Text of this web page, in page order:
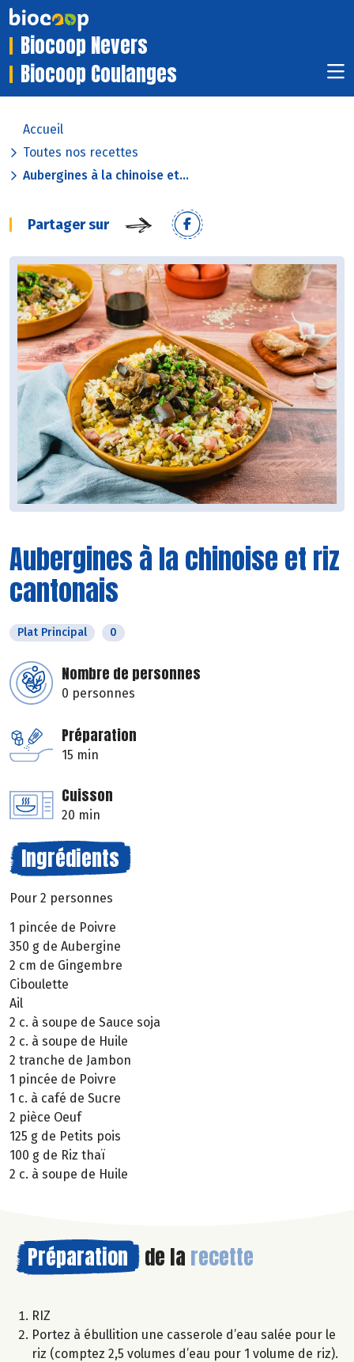
Biocoop Nevers
Biocoop Coulanges
Accueil
Toutes nos recettes
Aubergines à la chinoise et...
Partager sur
Aubergines à la chinoise et riz
cantonais
Plat Principal 0
Nombre de personnes
0 personnes
Préparation
15 min
Cuisson
20 min
Ingrédients
Pour 2 personnes
1 pincée de Poivre
350 g de Aubergine
2 cm de Gingembre
Ciboulette
Ail
2 c. à soupe de Sauce soja
2 c. à soupe de Huile
2 tranche de Jambon
1 pincée de Poivre
1 c. à café de Sucre
2 pièce Oeuf
125 g de Petits pois
100 g de Riz thaï
2 c. à soupe de Huile
Préparation de la recette
RIZ
Portez à ébullition une casserole d’eau salée pour le
riz (comptez 2,5 volumes d’eau pour 1 volume de riz).